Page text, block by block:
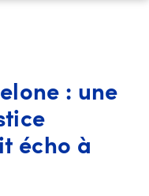
: une
écho à